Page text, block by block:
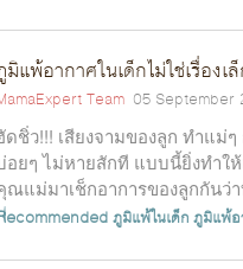
มิแพ้อากาศในเด็กไม่ใช่เรื่อง
Team 05 September
ดชิ่ว!!! เสียงจามของลูก ทำแม่
อยๆ ไม่หายสักที แบบนี้ยิ่งทำใ
ณแม่มาเช็กอาการของลูกกันว่
ภูมิแพ้ในเด็กภูมิแพ้อ